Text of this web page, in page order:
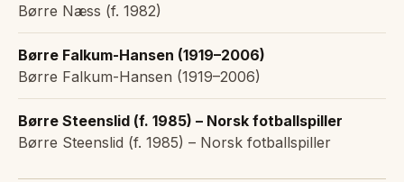
Børre Næss (f. 1982)
Børre Falkum-Hansen (1919–2006)
Børre Falkum-Hansen (1919–2006)
Børre Steenslid (f. 1985) – Norsk fotballspiller
Børre Steenslid (f. 1985) – Norsk fotballspiller